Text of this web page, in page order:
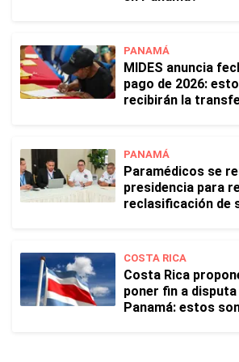
PANAMÁ
MIDES anuncia
pago de 2026:
recibirán la
PANAMÁ
Paramédicos se
presidencia para
reclasificación de
COSTA RICA
Costa Rica
poner fin a
Panamá: estos